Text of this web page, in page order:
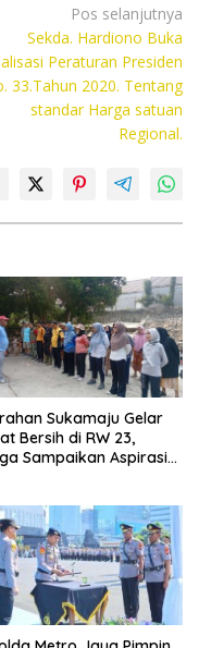
Pos selanjutnya
Sekda. Hardiono Buka
Peraturan Presiden
33.Tahun 2020. Tentang
standar Harga satuan
Regional.
Sukamaju Gelar
Bersih di RW 23,
Sampaikan Aspirasi